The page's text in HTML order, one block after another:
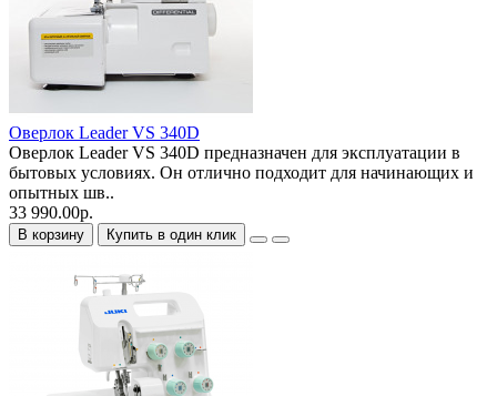
Оверлок Leader VS 340D
Оверлок Leader VS 340D предназначен для эксплуатации в
бытовых условиях. Он отлично подходит для начинающих и
опытных шв..
33 990.00р.
В корзину Купить в один клик